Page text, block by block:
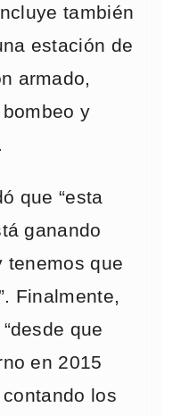
también
estación de
armado,
y
que “esta
ganando
tenemos que
Finalmente,
que
en 2015
los